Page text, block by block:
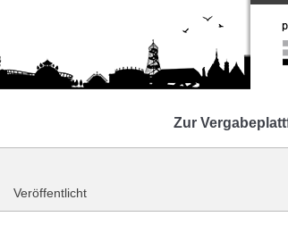
Zur
Veröffentlicht